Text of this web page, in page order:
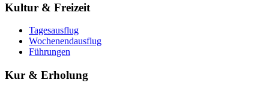
Kultur & Freizeit
Tagesausflug
Wochenendausflug
Führungen
Kur & Erholung